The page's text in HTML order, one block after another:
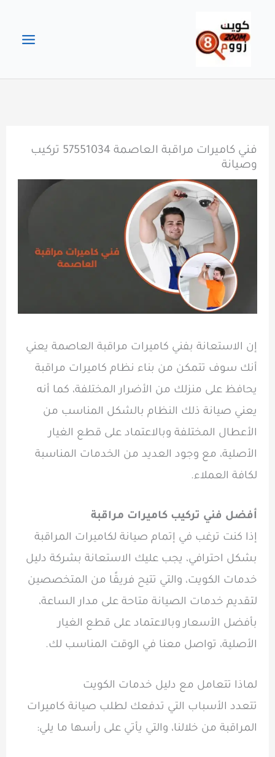
المحتوى
فني كاميرات مراقبة العاصمة 57551034 تركيب
وصيانة
إن الاستعانة بفني كاميرات مراقبة العاصمة يعني
أنك سوف تتمكن من بناء نظام كاميرات مراقبة
يحافظ على منزلك من الأضرار المختلفة، كما أنه
يعني صيانة ذلك النظام بالشكل المناسب من
الأعطال المختلفة وبالاعتماد على قطع الغيار
الأصلية، مع وجود العديد من الخدمات المناسبة
لكافة العملاء.
أفضل فني تركيب كاميرات مراقبة
إذا كنت ترغب في إتمام صيانة لكاميرات المراقبة
بشكل احترافي، يجب عليك الاستعانة بشركة دليل
خدمات الكويت، والتي تتيح فريقًا من المتخصصين
لتقديم خدمات الصيانة متاحة على مدار الساعة،
بأفضل الأسعار وبالاعتماد على قطع الغيار
الأصلية، تواصل معنا في الوقت المناسب لك.
لماذا تتعامل مع دليل خدمات الكويت
تتعدد الأسباب التي تدفعك لطلب صيانة كاميرات
المراقبة من خلالنا، والتي يأتي على رأسها ما يلي: